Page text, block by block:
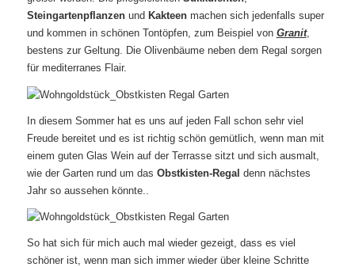
Steingartenpflanzenund Kakteenmachen sich jedenfalls super
und kommen in schönen Tontöpfen, zum Beispiel von Granit,
bestens zur Geltung. Die Olivenbäume neben dem Regal sorgen
für mediterranes Flair.
In diesem Sommer hat es uns auf jeden Fall schon sehr viel
Freude bereitet und es ist richtig schön gemütlich, wenn man mit
einem guten Glas Wein auf der Terrasse sitzt und sich ausmalt,
wie der Garten rund um das Obstkisten-Regal denn nächstes
Jahr so aussehen könnte..
So hat sich für mich auch mal wieder gezeigt, dass es viel
schöner ist, wenn man sich immer wieder über kleine Schritte